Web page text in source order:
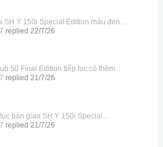
SH Ý 150i Special Edition màu đen...
replied 22/7/26
50 Final Edition tiếp tục có thêm...
replied 21/7/26
bàn giao SH Ý 150i Special...
replied 21/7/26